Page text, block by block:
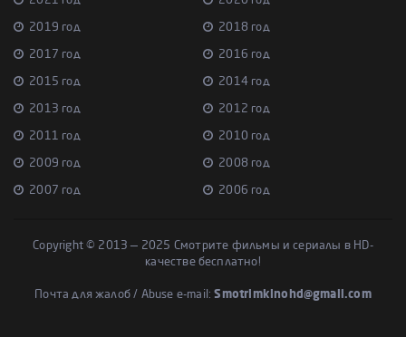
2019 год 2018 год
2017 год 2016 год
2015 год 2014 год
2013 год 2012 год
2011 год 2010 год
2009 год 2008 год
2007 год 2006 год
Copyright © 2013 — 2025 Смотрите фильмы и сериалы в HD-
качестве бесплатно!
Почта для жалоб / Abuse e-mail:Smotrimkinohd@gmail.com